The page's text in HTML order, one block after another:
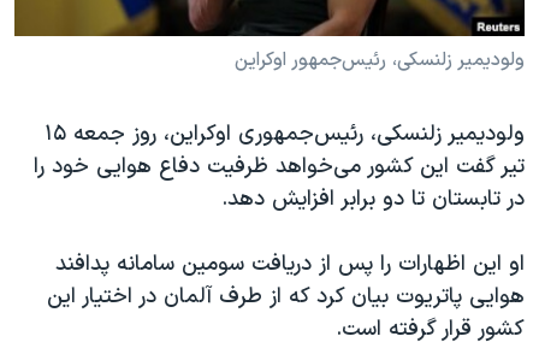
تریبونال مردمی آبان ۹۸
دادگاه حمید نوری
قانون شفافیت دارائی کادر رهبری ایران
اعتراضات مردمی آبان ۹۸
ولودیمیر زلنسکی، رئیس‌جمهور اوکراین
ولودیمیر زلنسکی، رئیس‌جمهوری اوکراین، روز جمعه ۱۵
تیر گفت این کشور می‌خواهد ظرفیت دفاع هوایی خود را
در تابستان تا دو برابر افزایش دهد.
او این اظهارات را پس از دریافت سومین سامانه پدافند
هوایی پاتریوت بیان کرد که از طرف آلمان در اختیار این
کشور قرار گرفته است.